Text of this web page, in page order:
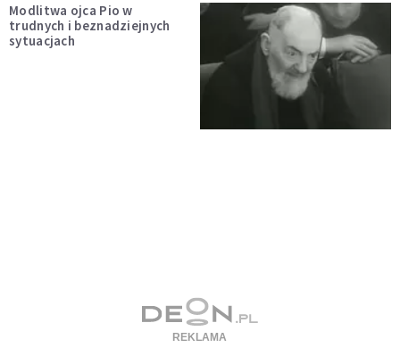
Modlitwa ojca Pio w
trudnych i beznadziejnych
sytuacjach